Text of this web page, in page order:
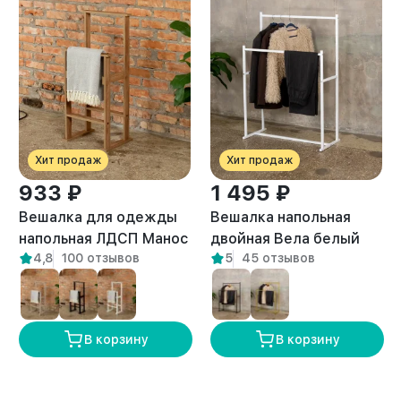
Хит продаж
933 ₽
Вешалка для одежды
напольная ЛДСП Манос
амаретто
4,8 100 отзывов
В корзину
Хит продаж
1 495 ₽
Вешалка напольная
двойная Вела белый
5 45 отзывов
В корзину